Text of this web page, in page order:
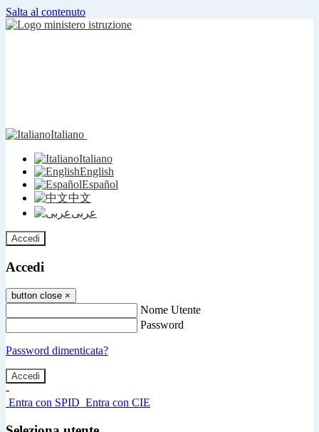
Salta al contenuto
Italiano
Italiano
English
Español
中文
عربى
Accedi
Accedi
button close ×
Nome Utente
Password
Password dimenticata?
-
Entra con SPID Entra con CIE